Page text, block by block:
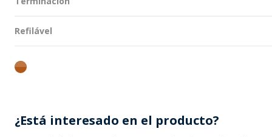
Refilável
ambar
¿Está interesado en el producto?